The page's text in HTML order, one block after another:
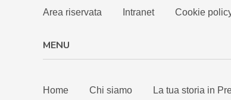
Area riservata Intranet Cookie
MENU
Home Chi siamo La tua storia in